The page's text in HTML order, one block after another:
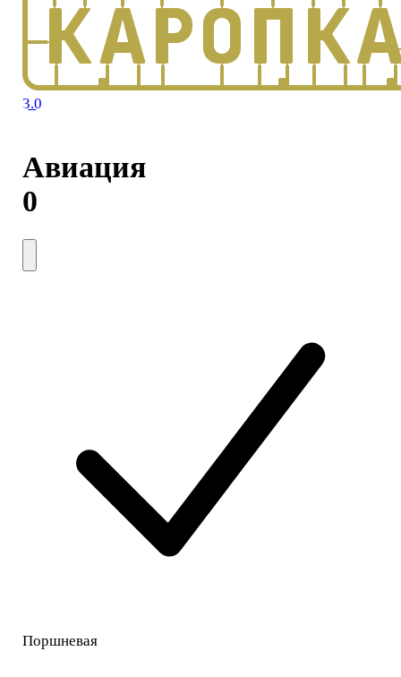
3.0
Авиация
0
Поршневая